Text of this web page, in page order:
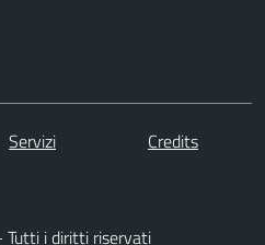
Servizi
Credits
Tutti i diritti riservati